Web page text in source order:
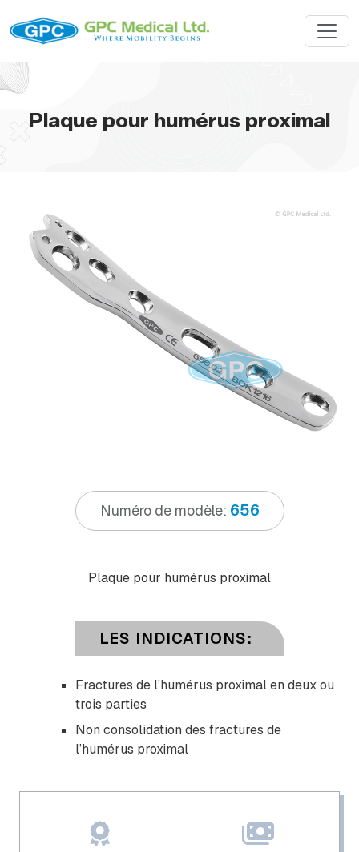
Plaque pour humérus proximal
Numéro de modèle: 656
Plaque pour humérus proximal
LES INDICATIONS:
Fractures de l’humérus proximal en deux ou
trois parties
Non consolidation des fractures de
l’humérus proximal